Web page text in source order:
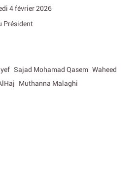
4 février 2026
Président
Sajad Mohamad Qasem Waheed
Muthanna Malaghi